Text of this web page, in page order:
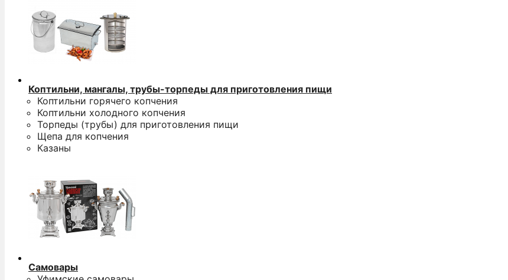
Коптильни, мангалы, трубы-торпеды для приготовления пищи
Коптильни горячего копчения
Коптильни холодного копчения
Торпеды (трубы) для приготовления пищи
Щепа для копчения
Казаны
Самовары